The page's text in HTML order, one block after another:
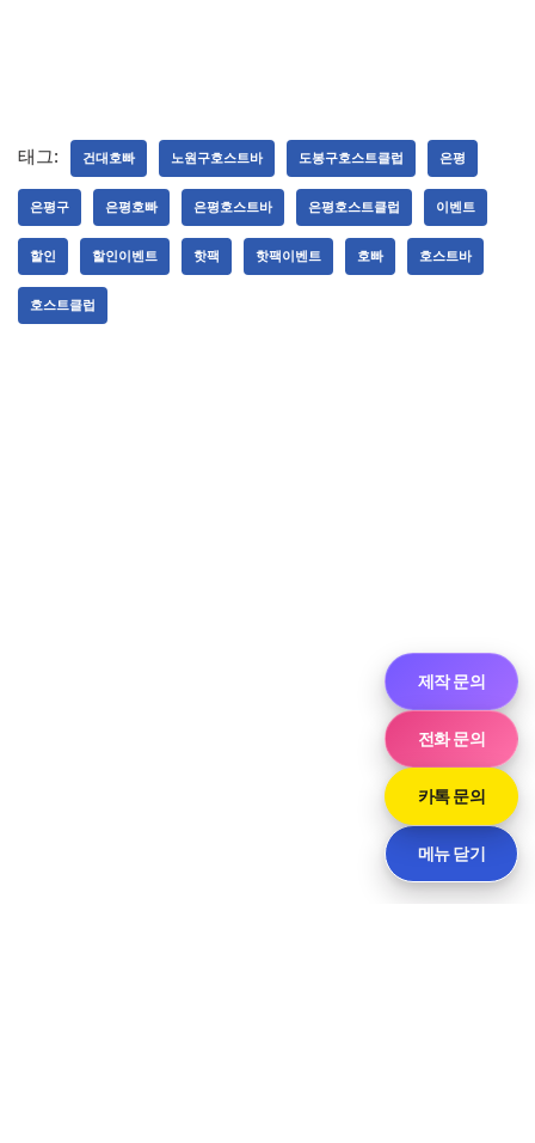
제작 문의
전화 문의
카톡 문의
메뉴 닫기
태그: 건대호빠 노원구호스트바 도봉구호스트클럽 은평
은평구 은평호빠 은평호스트바 은평호스트클럽 이벤트
할인 할인이벤트 핫팩 핫팩이벤트 호빠 호스트바
호스트클럽